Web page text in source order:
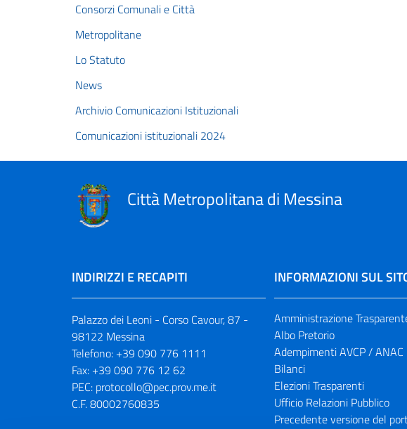
Consorzi Comunali e Città
Metropolitane
Lo Statuto
News
Archivio Comunicazioni Istituzionali
Comunicazioni istituzionali 2024
Città Metropolitana di Messina
INDIRIZZI E RECAPITI
Palazzo dei Leoni - Corso Cavour, 87 -
98122 Messina
Telefono: +39 090 776 1111
Fax: +39 090 776 12 62
PEC: protocollo@pec.prov.me.it
C.F. 80002760835
INFORMAZIONI SUL
Amministrazione
Albo Pretorio
Adempimenti AVCP / ANAC
Bilanci
Elezioni Trasparenti
Ufficio Relazioni Pubblico
Precedente versione del